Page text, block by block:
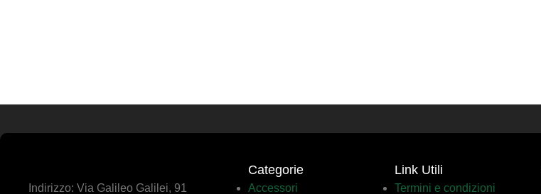
Indirizzo: Via Galileo Galilei, 91
Categorie
Accessori
Link Utili
Termini e condizioni